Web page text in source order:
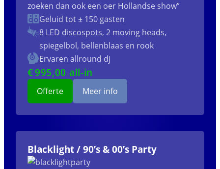
zoeken dan ook een oer Hollandse show”
Geluid tot ± 150 gasten
8 LED discospots, 2 moving heads,
spiegelbol, bellenblaas en rook
Ervaren allround dj
€995,00 all-in
Offerte Meer info
Blacklight / 90’s & 00’s Party